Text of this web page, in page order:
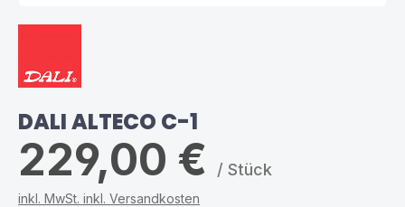
DALI ALTECO C-1
229,00 € / Stück
inkl. MwSt. inkl. Versandkosten